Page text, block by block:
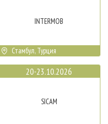
INTERMOB
Стамбул, Турция
20-23.10.2026
SICAM